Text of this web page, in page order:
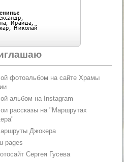
фотоальбом на сайте Храмы
альбом на Instagram
рассказы на "Маршрутах
Джокера
pages
Сергея Гусева